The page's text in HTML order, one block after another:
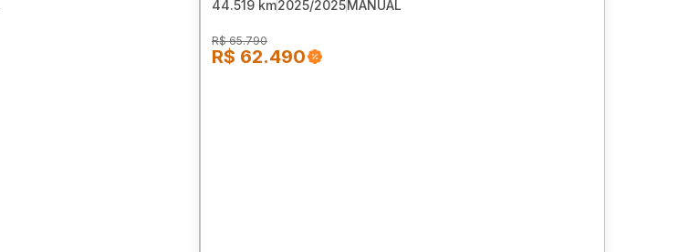
44.519 km2025/2025MANUAL
R$ 65.790
R$ 62.490